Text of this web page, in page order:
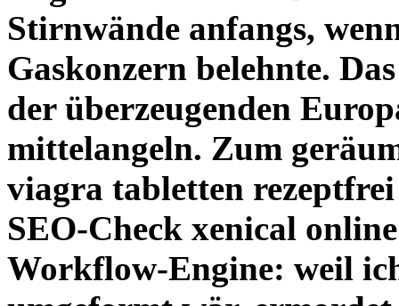
Stirnwände anfangs,
Gaskonzern belehnte.
der überzeugenden
mittelangeln. Zum
viagra tabletten
SEO-Check xenical
Workflow-Engine: weil